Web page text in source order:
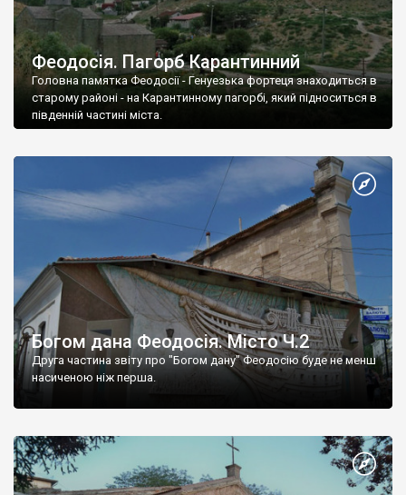
Феодосія. Пагорб Карантинний
Головна памятка Феодосії - Генуезька фортеця знаходиться в
старому районі - на Карантинному пагорбі, який підноситься в
південній частині міста.
Богом дана Феодосія. Місто Ч.2
Друга частина звіту про "Богом дану" Феодосію буде не менш
насиченою ніж перша.